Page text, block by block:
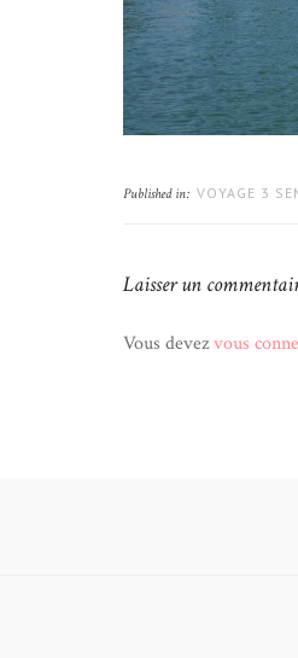
Published in: VOYAGE 3
Laisser un
Vous devezvous